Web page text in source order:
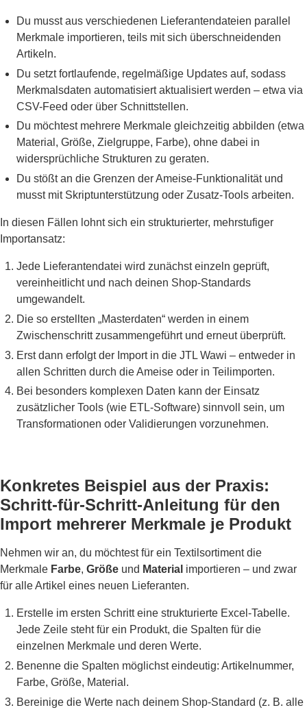
Du musst aus verschiedenen Lieferantendateien parallel
Merkmale importieren, teils mit sich überschneidenden
Artikeln.
Du setzt fortlaufende, regelmäßige Updates auf, sodass
Merkmalsdaten automatisiert aktualisiert werden – etwa via
CSV-Feed oder über Schnittstellen.
Du möchtest mehrere Merkmale gleichzeitig abbilden (etwa
Material, Größe, Zielgruppe, Farbe), ohne dabei in
widersprüchliche Strukturen zu geraten.
Du stößt an die Grenzen der Ameise-Funktionalität und
musst mit Skriptunterstützung oder Zusatz-Tools arbeiten.
In diesen Fällen lohnt sich ein strukturierter, mehrstufiger
Importansatz:
Jede Lieferantendatei wird zunächst einzeln geprüft,
vereinheitlicht und nach deinen Shop-Standards
umgewandelt.
Die so erstellten „Masterdaten“ werden in einem
Zwischenschritt zusammengeführt und erneut überprüft.
Erst dann erfolgt der Import in die JTL Wawi – entweder in
allen Schritten durch die Ameise oder in Teilimporten.
Bei besonders komplexen Daten kann der Einsatz
zusätzlicher Tools (wie ETL-Software) sinnvoll sein, um
Transformationen oder Validierungen vorzunehmen.
Konkretes Beispiel aus der Praxis:
Schritt-für-Schritt-Anleitung für den
Import mehrerer Merkmale je Produkt
Nehmen wir an, du möchtest für ein Textilsortiment die
Merkmale Farbe, Größe und Material importieren – und zwar
für alle Artikel eines neuen Lieferanten.
Erstelle im ersten Schritt eine strukturierte Excel-Tabelle.
Jede Zeile steht für ein Produkt, die Spalten für die
einzelnen Merkmale und deren Werte.
Benenne die Spalten möglichst eindeutig: Artikelnummer,
Farbe, Größe, Material.
Bereinige die Werte nach deinem Shop-Standard (z. B. alle